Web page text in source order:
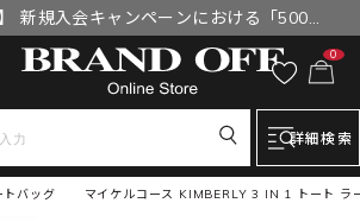
新規入会キャンペーンにおける「500円
ポン」付与漏れと補填について
0
詳細検索
マイケルコース KIMBERLY 3 IN 1 トート ラ
トバッグ